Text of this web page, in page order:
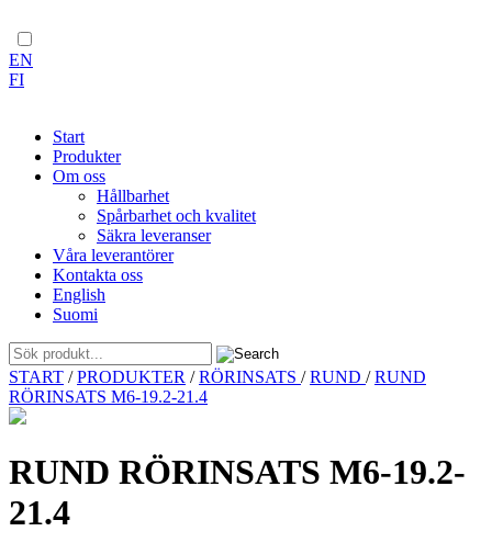
EN
FI
Start
Produkter
Om oss
Hållbarhet
Spårbarhet och kvalitet
Säkra leveranser
Våra leverantörer
Kontakta oss
English
Suomi
Skip
to
content
START /PRODUKTER /RÖRINSATS /RUND /RUND
RÖRINSATS M6-19.2-21.4
RUND RÖRINSATS M6-19.2-
21.4